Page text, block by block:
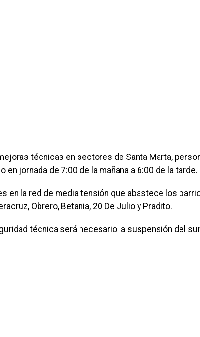
técnicas en sectores de Santa Marta,
jornada de 7:00 de la mañana a 6:00 de la tarde.
en la red de media tensión que abastece los
Obrero, Betania, 20 De Julio y Pradito.
técnica será necesario la suspensión del